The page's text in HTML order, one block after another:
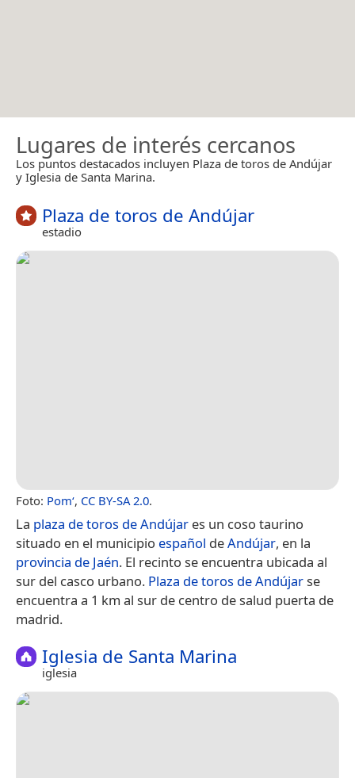
Lugares de interés cercanos
Los puntos destacados incluyen Plaza de toros de Andújar
y Iglesia de Santa Marina.
Plaza de toros de Andújar
estadio
Foto: Pom‘, CC BY-SA 2.0.
La plaza de toros de Andújar es un coso taurino
situado en el municipio español deAndújar, en la
provincia de Jaén. El recinto se encuentra ubicada al
sur del casco urbano. Plaza de toros de Andújarse
encuentra a 1 km al sur de centro de salud puerta de
madrid.
Iglesia de Santa Marina
iglesia